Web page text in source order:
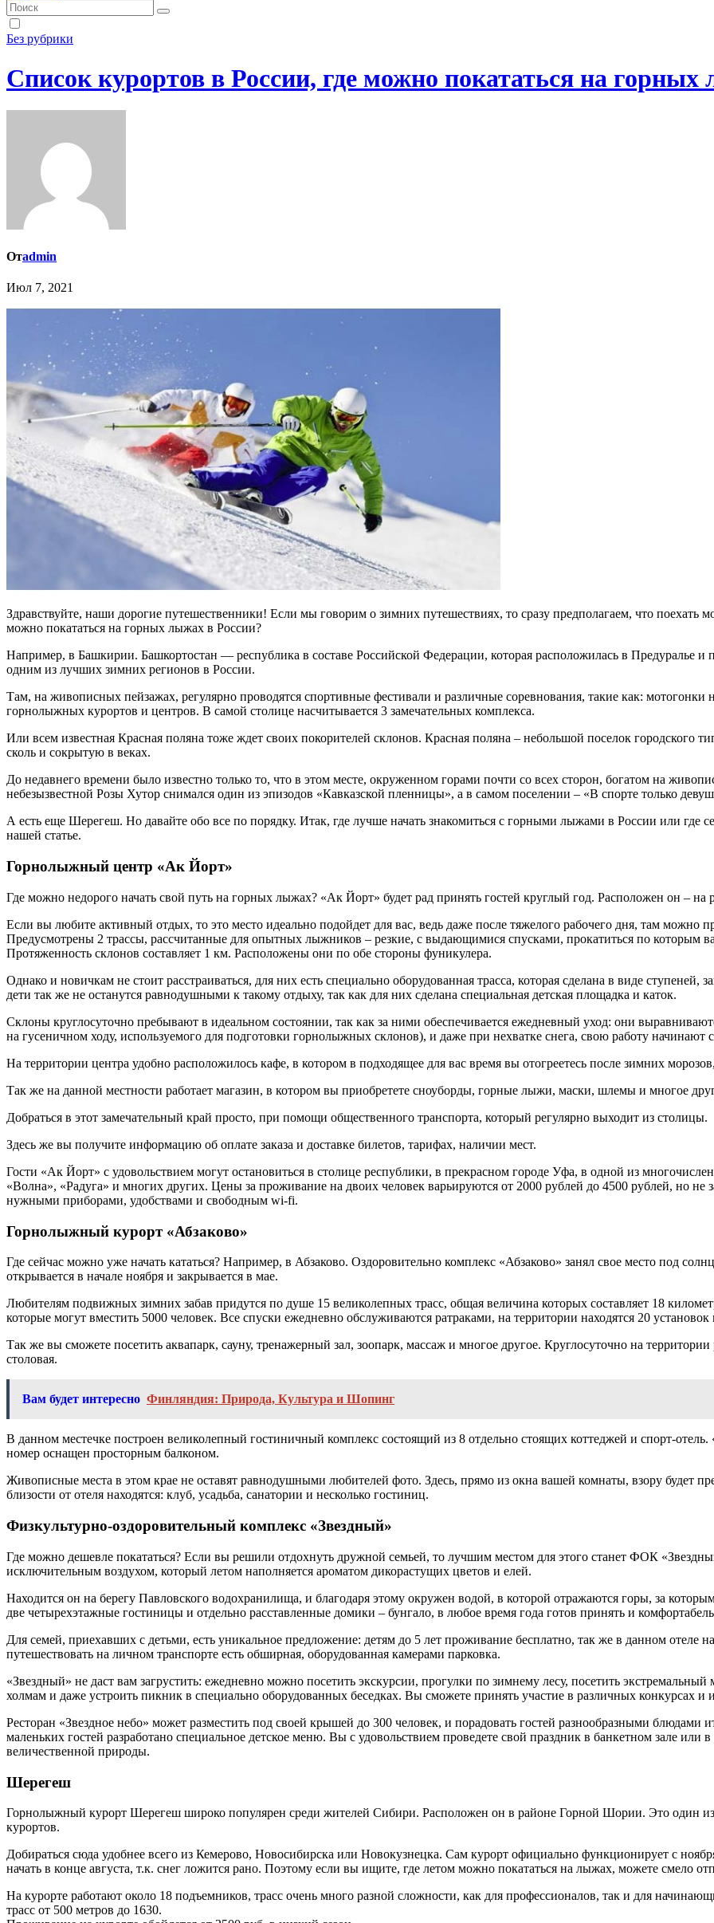
Без рубрики
Список курортов в России, где можно покататься на
Отadmin
Июл 7, 2021
Здравствуйте, наши дорогие путешественники! Если мы говорим о зимних путешествиях, то сразу предполагаем, что
можно покататься на горных лыжах в России?
Например, в Башкирии. Башкортостан — республика в составе Российской Федерации, которая расположилась в Предуралье и
одним из лучших зимних регионов в России.
Там, на живописных пейзажах, регулярно проводятся спортивные фестивали и различные соревнования, такие как: мотогонки
горнолыжных курортов и центров. В самой столице насчитывается 3 замечательных комплекса.
Или всем известная Красная поляна тоже ждет своих покорителей склонов. Красная поляна – небольшой поселок городского
сколь и сокрытую в веках.
До недавнего времени было известно только то, что в этом месте, окруженном горами почти со всех сторон, богатом на
небезызвестной Розы Хутор снимался один из эпизодов «Кавказской пленницы», а в самом поселении – «В спорте только
А есть еще Шерегеш. Но давайте обо все по порядку. Итак, где лучше начать знакомиться с горными лыжами в России или где
нашей статье.
Горнолыжный центр «Ак Йорт»
Где можно недорого начать свой путь на горных лыжах? «Ак Йорт» будет рад принять гостей круглый год. Расположен он – на
Если вы любите активный отдых, то это место идеально подойдет для вас, ведь даже после тяжелого рабочего дня, там можно
Предусмотрены 2 трассы, рассчитанные для опытных лыжников – резкие, с выдающимися спусками, прокатиться по которым
Протяженность склонов составляет 1 км. Расположены они по обе стороны фуникулера.
Однако и новичкам не стоит расстраиваться, для них есть специально оборудованная трасса, которая сделана в виде
дети так же не останутся равнодушными к такому отдыху, так как для них сделана специальная детская площадка и каток.
Склоны круглосуточно пребывают в идеальном состоянии, так как за ними обеспечивается ежедневный уход: они
на гусеничном ходу, используемого для подготовки горнолыжных склонов), и даже при нехватке снега, свою работу начинают
На территории центра удобно расположилось кафе, в котором в подходящее для вас время вы отогреетесь после зимних
Так же на данной местности работает магазин, в котором вы приобретете сноуборды, горные лыжи, маски, шлемы и многое
Добраться в этот замечательный край просто, при помощи общественного транспорта, который регулярно выходит из столицы.
Здесь же вы получите информацию об оплате заказа и доставке билетов, тарифах, наличии мест.
Гости «Ак Йорт» с удовольствием могут остановиться в столице республики, в прекрасном городе Уфа, в одной из
«Волна», «Радуга» и многих других. Цены за проживание на двоих человек варьируются от 2000 рублей до 4500 рублей, но
нужными приборами, удобствами и свободным wi-fi.
Горнолыжный курорт «Абзаково»
Где сейчас можно уже начать кататься? Например, в Абзаково. Оздоровительно комплекс «Абзаково» занял свое место под
открывается в начале ноября и закрывается в мае.
Любителям подвижных зимних забав придутся по душе 15 великолепных трасс, общая величина которых составляет 18
которые могут вместить 5000 человек. Все спуски ежедневно обслуживаются ратраками, на территории находятся 20
Так же вы сможете посетить аквапарк, сауну, тренажерный зал, зоопарк, массаж и многое другое. Круглосуточно на
столовая.
Вам будет интересно Финляндия: Природа, Культура и Шопинг
В данном местечке построен великолепный гостиничный комплекс состоящий из 8 отдельно стоящих коттеджей и спорт-
номер оснащен просторным балконом.
Живописные места в этом крае не оставят равнодушными любителей фото. Здесь, прямо из окна вашей комнаты, взору будет
близости от отеля находятся: клуб, усадьба, санатории и несколько гостиниц.
Физкультурно-оздоровительный комплекс «Звездный»
Где можно дешевле покататься? Если вы решили отдохнуть дружной семьей, то лучшим местом для этого станет ФОК
исключительным воздухом, который летом наполняется ароматом дикорастущих цветов и елей.
Находится он на берегу Павловского водохранилища, и благодаря этому окружен водой, в которой отражаются горы, за
две четырехэтажные гостиницы и отдельно расставленные домики – бунгало, в любое время года готов принять и
Для семей, приехавших с детьми, есть уникальное предложение: детям до 5 лет проживание бесплатно, так же в данном отеле
путешествовать на личном транспорте есть обширная, оборудованная камерами парковка.
«Звездный» не даст вам загрустить: ежедневно можно посетить экскурсии, прогулки по зимнему лесу, посетить
холмам и даже устроить пикник в специально оборудованных беседках. Вы сможете принять участие в различных конкурсах и
Ресторан «Звездное небо» может разместить под своей крышей до 300 человек, и порадовать гостей разнообразными блюдами
маленьких гостей разработано специальное детское меню. Вы с удовольствием проведете свой праздник в банкетном зале или
величественной природы.
Шерегеш
Горнолыжный курорт Шерегеш широко популярен среди жителей Сибири. Расположен он в районе Горной Шории. Это один
курортов.
Добираться сюда удобнее всего из Кемерово, Новосибирска или Новокузнецка. Сам курорт официально функционирует с
начать в конце августа, т.к. снег ложится рано. Поэтому если вы ищите, где летом можно покататься на лыжах, можете смело
На курорте работают около 18 подъемников, трасс очень много разной сложности, как для профессионалов, так и для
трасс от 500 метров до 1630.